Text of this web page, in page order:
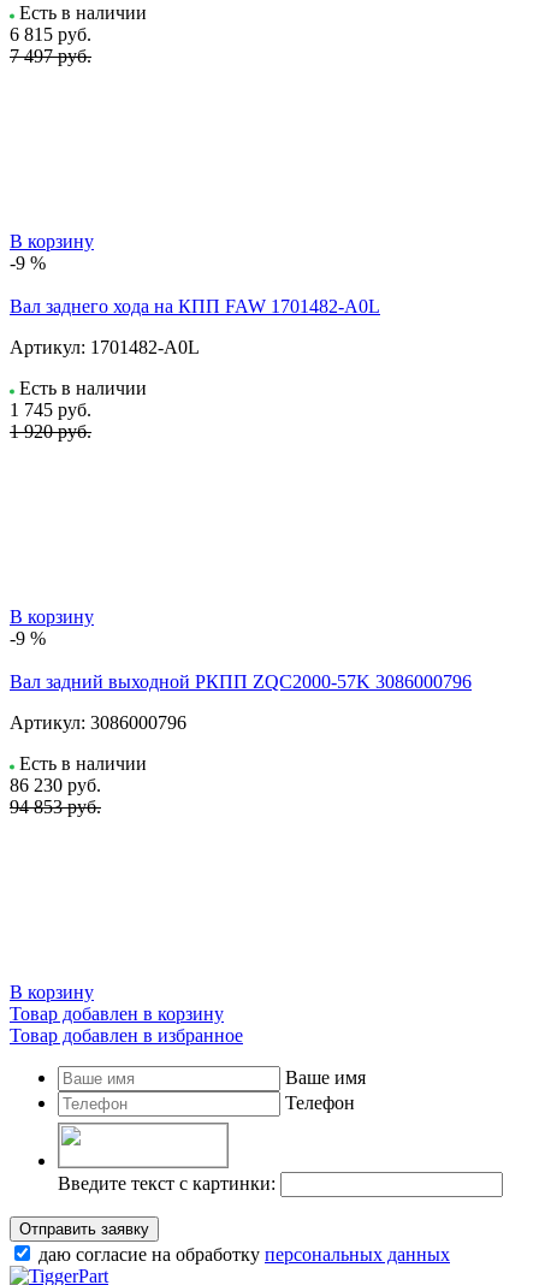
Есть в наличии
6 815 руб.
7 497 руб.
В корзину
-9 %
Вал заднего хода на КПП FAW 1701482-A0L
Артикул: 1701482-A0L
Есть в наличии
1 745 руб.
1 920 руб.
В корзину
-9 %
Вал задний выходной РКПП ZQC2000-57K 3086000796
Артикул: 3086000796
Есть в наличии
86 230 руб.
94 853 руб.
В корзину
Товар добавлен в корзину
Товар добавлен в избранное
Ваше имя
Телефон
Введите текст с картинки:
Отправить заявку
даю согласие на обработку персональных данных